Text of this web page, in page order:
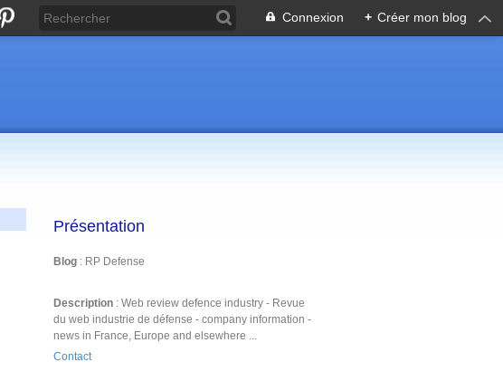
Connexion + Créer mon blog
Présentation
Blog : RP Defense
Description : Web review defence industry - Revue
du web industrie de défense - company information -
news in France, Europe and elsewhere ...
Contact